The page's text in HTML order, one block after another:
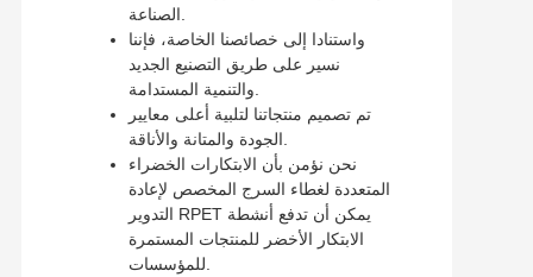
واستنادا إلى خصائصنا الخاصة، فإننا
نسير على طريق التصنيع الجديد
تم تصميم منتجاتنا لتلبية أعلى معايير
نحن نؤمن بأن الابتكارات الخضراء
المتعددة لغطاء السرج المخصص لإعادة
التدوير RPET يمكن أن تدفع أنشطة
الابتكار الأخضر للمنتجات المستمرة